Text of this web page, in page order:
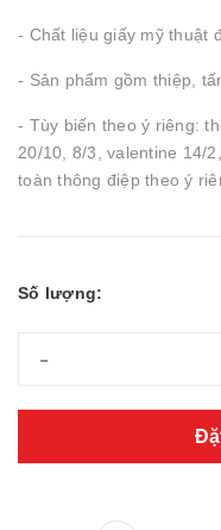
- Chất liệu giấy mỹ thuật
- Sản phẩm gồm thiệp,
- Tùy biến theo ý riêng:
20/10, 8/3, valentine 14/
toàn thông điệp theo ý
Số lượng:
-